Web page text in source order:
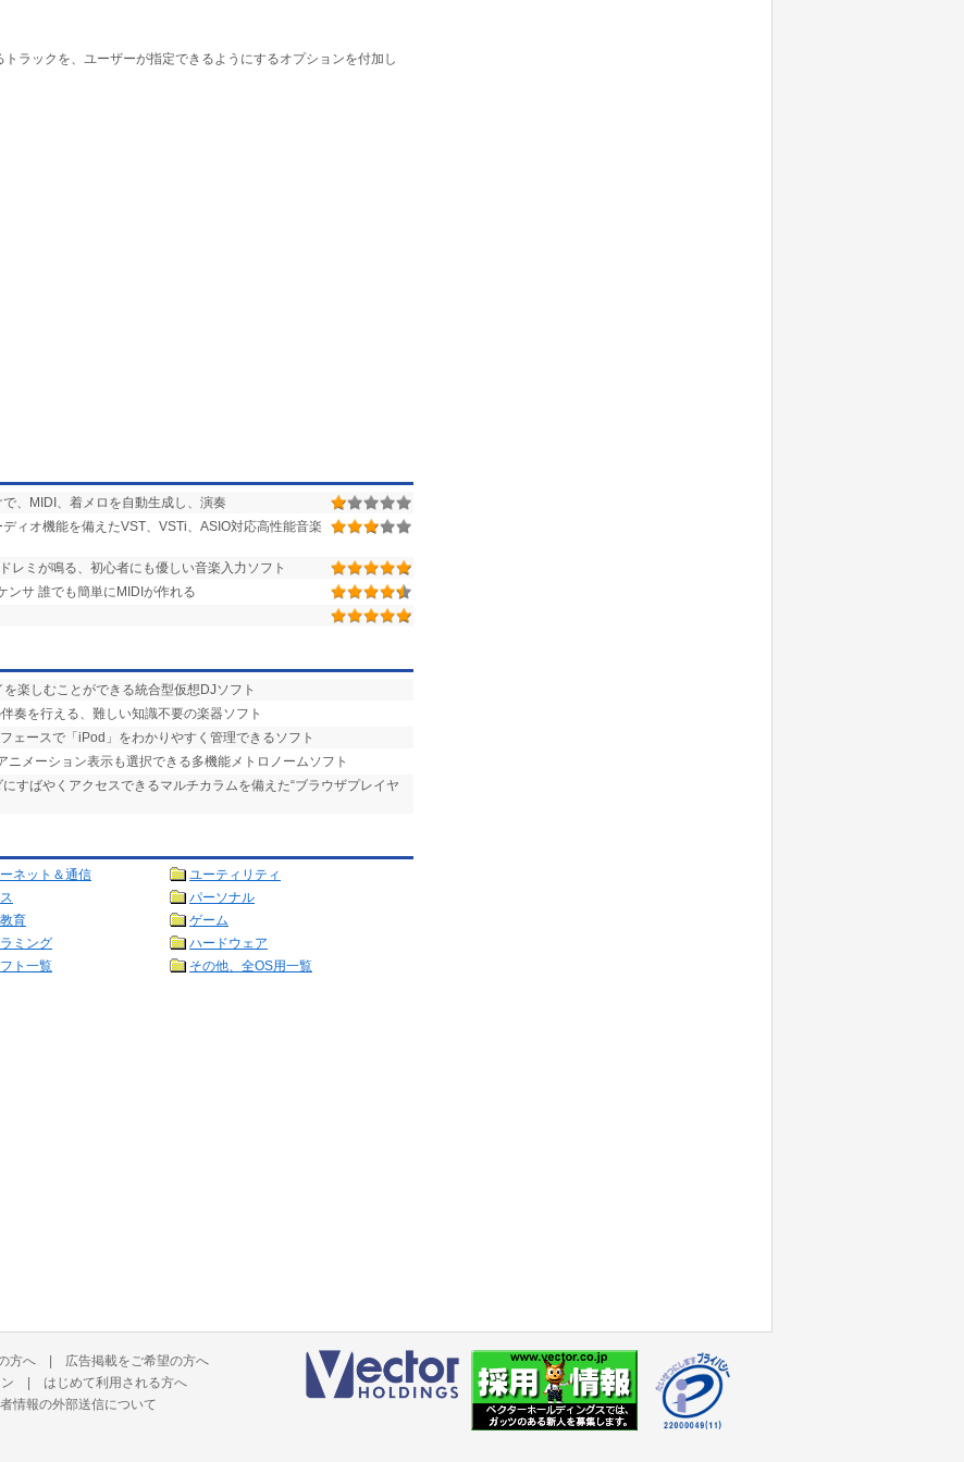
ラックを、ユーザーが指定できるようにするオプションを付加し
、MIDI、着メロを自動生成し、演奏
ィオ機能を備えたVST、VSTi、ASIO対応高性能音楽
レミが鳴る、初心者にも優しい音楽入力ソフト
ンサ 誰でも簡単にMIDIが作れる
楽しむことができる統合型仮想DJソフト
奏を行える、難しい知識不要の楽器ソフト
ェースで「iPod」をわかりやすく管理できるソフト
ニメーション表示も選択できる多機能メトロノームソフト
すばやくアクセスできるマルチカラムを備えた“ブラウザプレイヤ
ネット＆通信
ユーティリティ
パーソナル
育
ゲーム
ミング
ハードウェア
ト一覧 その他、全OS用一覧
方へ | 広告掲載をご希望の方へ
| はじめて利用される方へ
情報の外部送信について